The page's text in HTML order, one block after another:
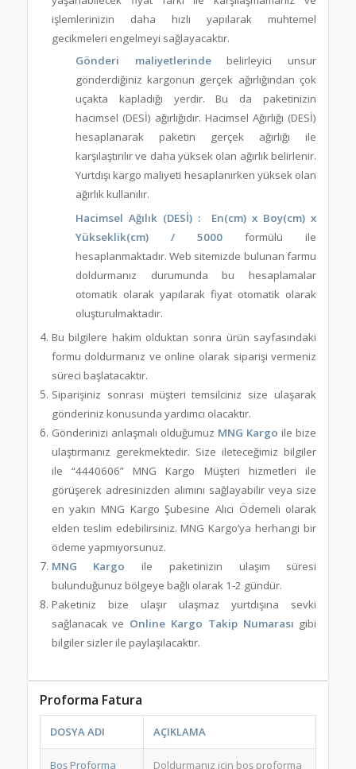
işlemlerinizin daha hızlı yapılarak muhtemel
gecikmeleri engelmeyi sağlayacaktır.
Gönderi maliyetlerindebelirleyici unsur
gönderdiğiniz kargonun gerçek ağırlığından çok
uçakta kapladığı yerdir. Bu da paketinizin
hacimsel (DESİ) ağırlığıdır. Hacimsel Ağırlığı (DESİ)
hesaplanarak paketin gerçek ağırlığı ile
karşılaştırılır ve daha yüksek olan ağırlık belirlenir.
Yurtdışı kargo maliyeti hesaplanırken yüksek olan
ağırlık kullanılır.
Hacimsel Ağılık (DESİ) :
En(cm) x Boy(cm) x
Yükseklik(cm) / 5000 formülü ile
hesaplanmaktadır. Web sitemizde bulunan farmu
doldurmanız durumunda bu hesaplamalar
otomatik olarak yapılarak fiyat otomatik olarak
oluşturulmaktadır.
Bu bilgilere hakim olduktan sonra ürün sayfasındaki
formu doldurmanız ve online olarak siparişi vermeniz
süreci başlatacaktır.
Siparişiniz sonrası müşteri temsilciniz size ulaşarak
gönderiniz konusunda yardımcı olacaktır.
Gönderinizi anlaşmalı olduğumuz MNG Kargo ile bize
ulaştırmanız gerekmektedir. Size ileteceğimiz bilgiler
ile “4440606” MNG Kargo Müşteri hizmetleri ile
görüşerek adresinizden alımını sağlayabilir veya size
en yakın MNG Kargo Şubesine Alıcı Ödemeli olarak
elden teslim edebilirsiniz. MNG Kargo’ya herhangi bir
ödeme yapmıyorsunuz.
MNG Kargo ile paketinizin ulaşım süresi
bulunduğunuz bölgeye bağlı olarak 1-2 gündür.
Paketiniz bize ulaşır ulaşmaz yurtdışına sevki
sağlanacak ve Online Kargo Takip Numarası gibi
bilgiler sizler ile paylaşılacaktır.
Proforma Fatura
DOSYA ADI AÇIKLAMA
Boş Proforma Doldurmanız için boş proforma